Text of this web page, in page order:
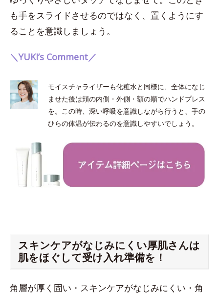
も手をスライドさせるのではなく、置くようにす
ることを意識しましょう。
＼YUKI’s Comment／
モイスチャライザーも化粧水と同様に、全体になじ
ませた後は頬の内側・外側・額の順でハンドプレス
を。この時、深い呼吸を意識しながら行うと、手の
ひらの体温が伝わるのを意識しやすいでしょう。
スキンケアがなじみにくい厚肌さんは
肌をほぐして受け入れ準備を！
角層が厚く固い・スキンケアがなじみにくい・角